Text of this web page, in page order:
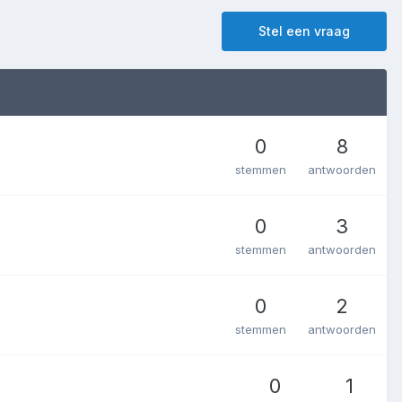
Stel een vraag
0
stemmen
8
antwoorden
0
stemmen
3
antwoorden
0
stemmen
2
antwoorden
0 1